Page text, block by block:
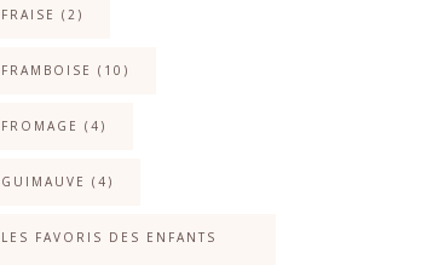
FRAISE (2)
FRAMBOISE (10)
FROMAGE (4)
GUIMAUVE (4)
LES FAVORIS DES ENFANTS